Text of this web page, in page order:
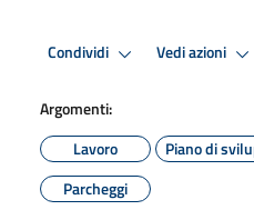
Condividi Vedi azioni
Argomenti:
Lavoro
Piano di
Parcheggi